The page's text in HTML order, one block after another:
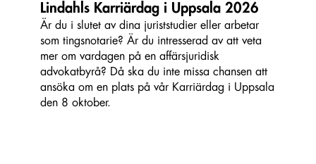
Lindahls Karriärdag i Uppsala 2026
Är du i slutet av dina juriststudier eller arbetar
som tingsnotarie? Är du intresserad av att veta
mer om vardagen på en affärsjuridisk
advokatbyrå? Då ska du inte missa chansen att
ansöka om en plats på vår Karriärdag i Uppsala
den 8 oktober.